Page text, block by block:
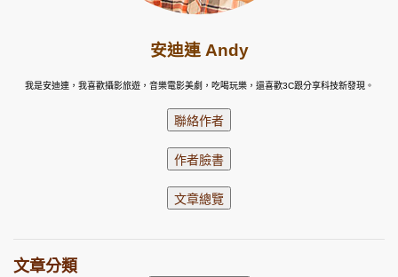
安迪連 Andy
我是安迪連，我喜歡攝影旅遊，音樂電影美劇，吃喝玩樂，還喜歡3C跟分享科技新發現。
文章分類